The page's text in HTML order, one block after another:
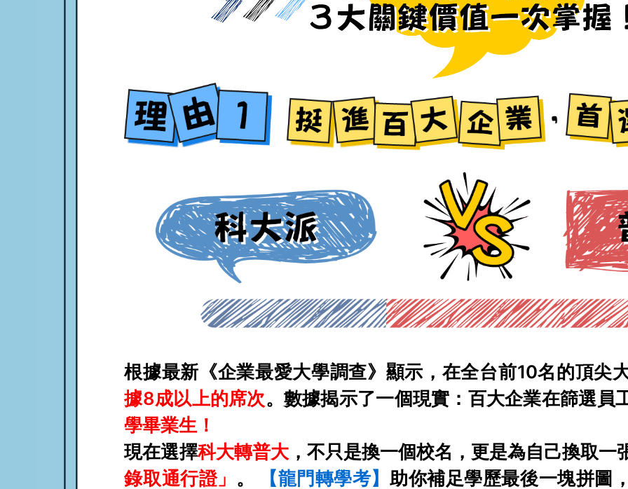
根據最新《企業最愛大學調查》顯示，在全台前10名的頂尖
據8成以上的席次。數據揭示了一個現實：百大企業在篩選員
學畢業生！
現在選擇科大轉普大，不只是換一個校名，更是為自己換取一
錄取通行證」 。 【龍門轉學考】助你補足學歷最後一塊拼圖